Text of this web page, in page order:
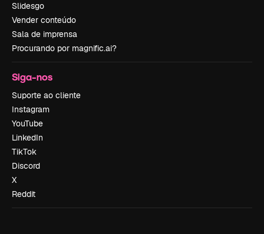
Slidesgo
Vender conteúdo
Sala de imprensa
Procurando por magnific.ai?
Siga-nos
Suporte ao cliente
Instagram
YouTube
LinkedIn
TikTok
Discord
X
Reddit